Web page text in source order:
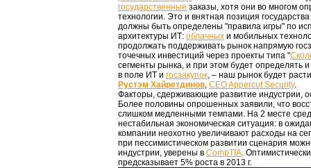
государственные заказы, хотя они во многом
технологии. Это и внятная позиция
должны быть определены "правила игры" по
архитектуры ИТ: облачных и мобильных
продолжать поддерживать рынок напрямую
точечных инвестиций через проекты типа "
сегменты рынка, и при этом будет определять
в поле ИТ и госзакупок, – наш рынок будет
Рустэм Хайретдинов, CEO Appercut Security.
Факторы, сдерживающие развитие индустрии,
Более половины опрошенных заявили, что
слишком медленными темпами. На 2 месте
нестабильная экономическая ситуация: в
компании неохотно увеличивают расходы на
при пессимистическом развитии сценария
индустрии, уверены в CompTIA.
предсказывает 5% роста в 2013 г.